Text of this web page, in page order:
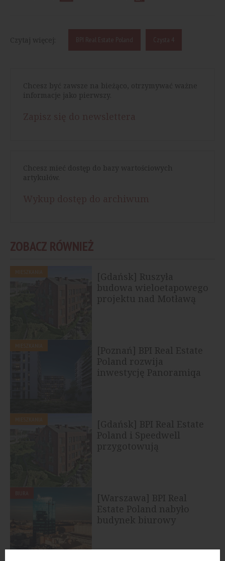
Czytaj więcej: BPI Real Estate Poland Czysta 4
Chcesz być zawsze na bieżąco, otrzymywać ważne
informacje jako pierwszy.
Chcesz mieć dostęp do bazy wartościowych
artykułów.
ZOBACZ RÓWNIEŻ
[Gdańsk] Ruszyła
budowa wieloetapowego
projektu nad Motławą
[Poznań] BPI Real Estate
Poland rozwija
inwestycję Panoramiqa
[Gdańsk] BPI Real Estate
Poland i Speedwell
przygotowują
[Warszawa] BPI Real
Estate Poland nabyło
budynek biurowy